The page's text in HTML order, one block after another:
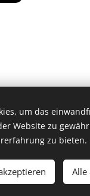
Andrea
reserved.
um das
Website zu
zu bieten.
Alle